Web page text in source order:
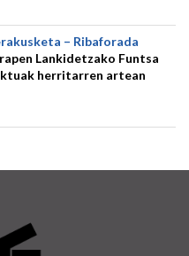
– Ribaforada
Lankidetzako Funtsa
herritarren artean